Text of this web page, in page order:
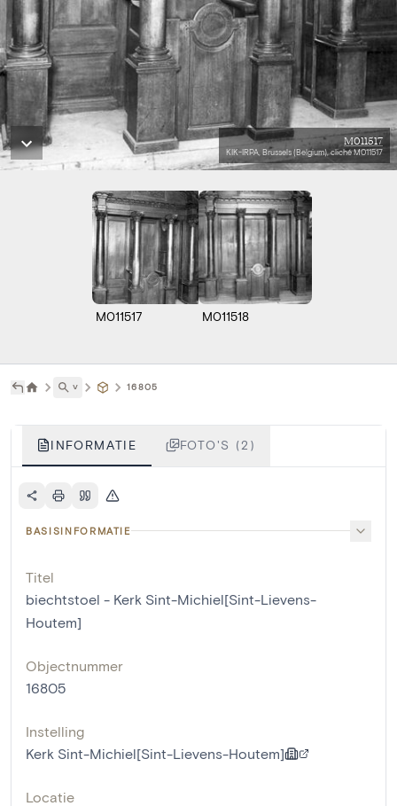
M011517
KIK-IRPA, Brussels (Belgium), cliché M011517
M011517 M011518
˅ 16805
INFORMATIE FOTO'S (2)
BASISINFORMATIE
Titel
biechtstoel - Kerk Sint-Michiel[Sint-Lievens-
Houtem]
Objectnummer
16805
Instelling
Kerk Sint-Michiel[Sint-Lievens-Houtem]
Locatie